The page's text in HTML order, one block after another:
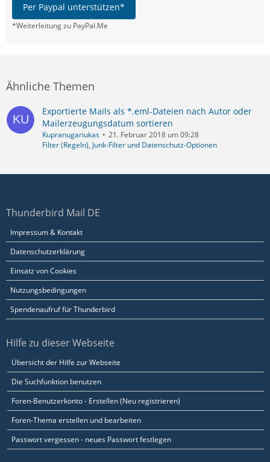
Per Paypal unterstützen*
*Weiterleitung zu PayPal.Me
Ähnliche Themen
Exportierte Mails als *.eml-Dateien nach Autor oder
Mailerzeugungsdatum sortieren
Kupranugariukas
21. Februar 2018 um 09:28
Filter (Regeln), Junk-Filter und Datenschutz-Optionen
Thunderbird Mail DE
Impressum & Kontakt
Datenschutzerklärung
Einsatz von Cookies
Nutzungsbedingungen
Spendenaufruf für Thunderbird
Hilfe zu dieser Webseite
Übersicht der Hilfe zur Webseite
Die Suchfunktion benutzen
Foren-Benutzerkonto - Erstellen (Neu registrieren)
Foren-Thema erstellen und bearbeiten
Passwort vergessen - neues Passwort festlegen